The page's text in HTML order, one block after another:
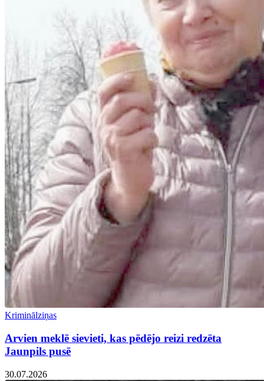
Kriminālziņas
Arvien meklē sievieti, kas pēdējo reizi redzēta
Jaunpils pusē
30.07.2026